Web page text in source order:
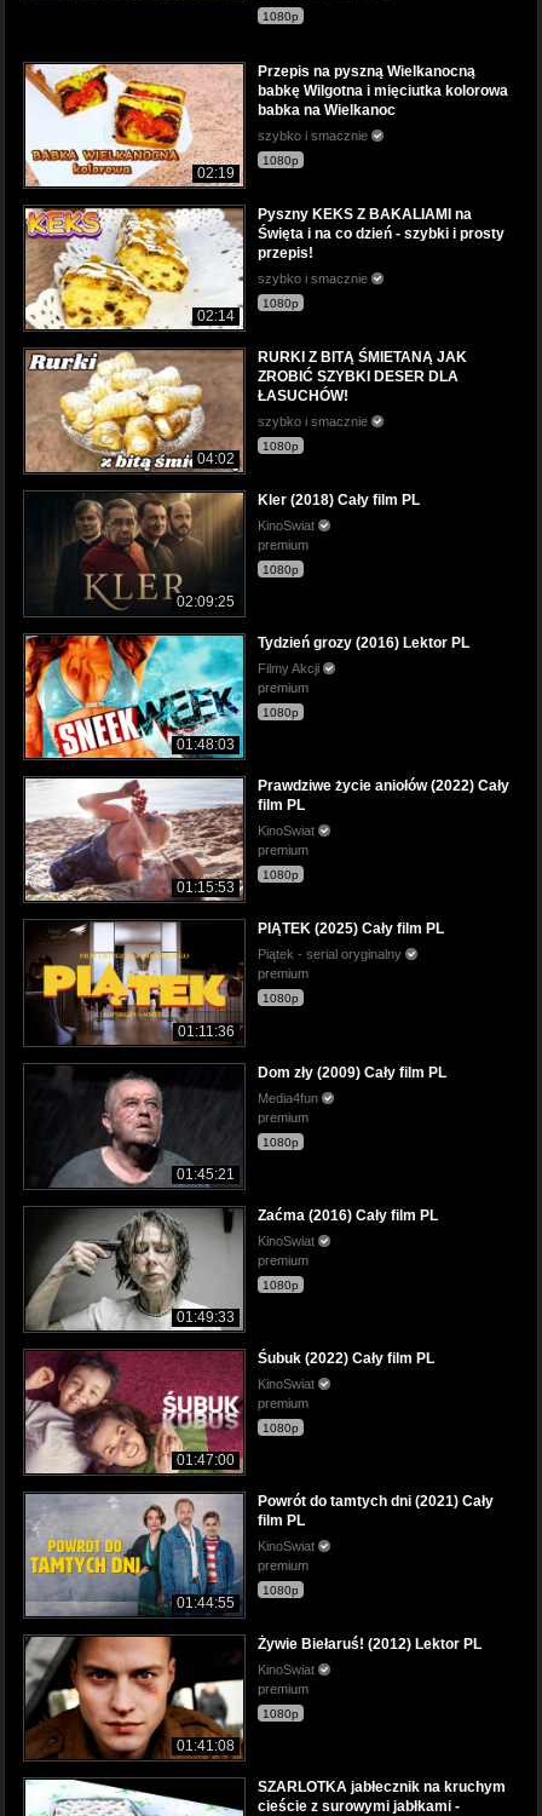
1080p
02:19
Przepis na pyszną Wielkanocną
babkę Wilgotna i mięciutka kolorowa
babka na Wielkanoc
szybko i smacznie
1080p
02:14
Pyszny KEKS Z BAKALIAMI na
Święta i na co dzień - szybki i prosty
przepis!
szybko i smacznie
1080p
04:02
RURKI Z BITĄ ŚMIETANĄ JAK
ZROBIĆ SZYBKI DESER DLA
ŁASUCHÓW!
szybko i smacznie
1080p
02:09:25
Kler (2018) Cały film PL
KinoSwiat
premium
1080p
01:48:03
Tydzień grozy (2016) Lektor PL
Filmy Akcji
premium
1080p
01:15:53
Prawdziwe życie aniołów (2022) Cały
film PL
KinoSwiat
premium
1080p
01:11:36
PIĄTEK (2025) Cały film PL
Piątek - serial oryginalny
premium
1080p
01:45:21
Dom zły (2009) Cały film PL
Media4fun
premium
1080p
01:49:33
Zaćma (2016) Cały film PL
KinoSwiat
premium
1080p
01:47:00
Śubuk (2022) Cały film PL
KinoSwiat
premium
1080p
01:44:55
Powrót do tamtych dni (2021) Cały
film PL
KinoSwiat
premium
1080p
01:41:08
Żywie Biełaruś! (2012) Lektor PL
KinoSwiat
premium
1080p
SZARLOTKA jabłecznik na kruchym
cieście z surowymi jabłkami -